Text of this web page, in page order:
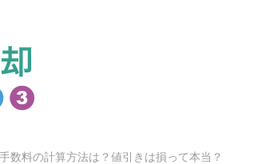
数料の計算方法は？値引きは損って本当？